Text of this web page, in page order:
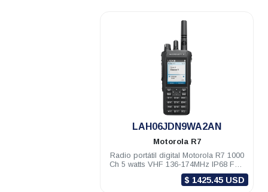
LAH06JDN9WA2AN
Motorola R7
Radio portátil digital Motorola R7 1000
Ch 5 watts VHF 136-174MHz IP68 FKP
Compatible
$ 1425.45 USD